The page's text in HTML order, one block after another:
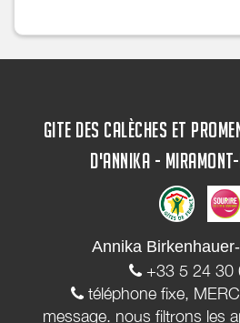
GITE DES CALÈCHES ET
D'ANNIKA - MIRAMONT-
Annika
+33 5 24 30
téléphone fixe,
message. nous filtrons les